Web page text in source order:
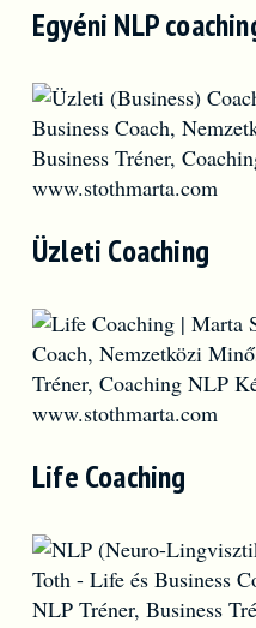
Egyéni NLP
Üzleti Coaching
Life Coaching